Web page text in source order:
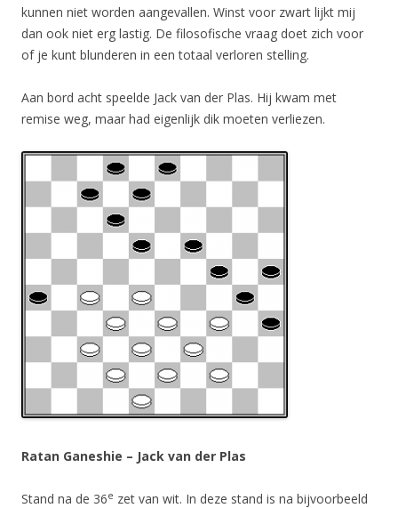
kunnen niet worden aangevallen. Winst voor zwart lijkt mij
dan ook niet erg lastig. De filosofische vraag doet zich voor
of je kunt blunderen in een totaal verloren stelling.
Aan bord acht speelde Jack van der Plas. Hij kwam met
remise weg, maar had eigenlijk dik moeten verliezen.
Ratan Ganeshie – Jack van der Plas
Stand na de 36e zet van wit. In deze stand is na bijvoorbeeld